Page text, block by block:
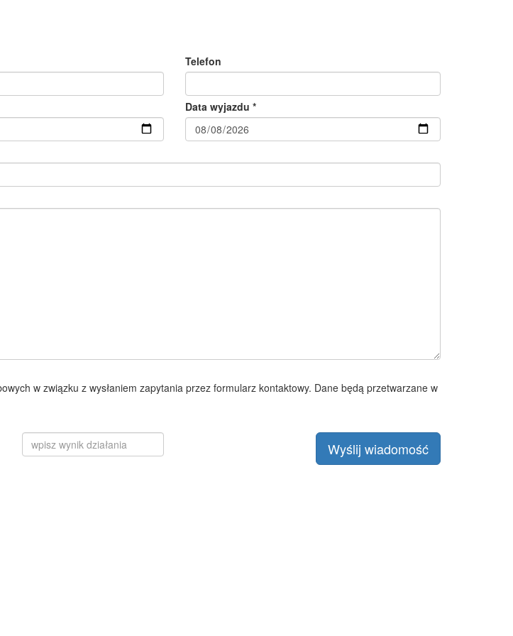
Telefon
Data wyjazdu *
w związku z wysłaniem zapytania przez formularz kontaktowy. Dane będą przetwarzane w